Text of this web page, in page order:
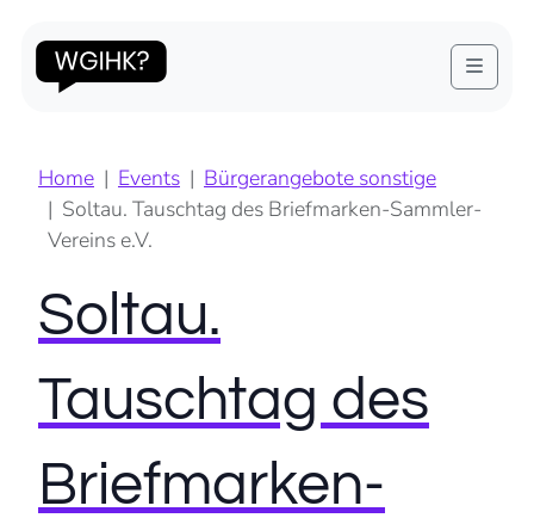
Menu
Home Events
Bürgerangebote sonstige
Soltau. Tauschtag des Briefmarken-Sammler-
Vereins e.V.
Soltau.
Tauschtag des
Briefmarken-